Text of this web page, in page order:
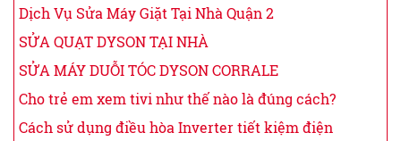
Dịch Vụ Sửa Máy Giặt Tại Nhà Quận 2
SỬA QUẠT DYSON TẠI NHÀ
SỬA MÁY DUỖI TÓC DYSON CORRALE
Cho trẻ em xem tivi như thế nào là đúng cách?
Cách sử dụng điều hòa Inverter tiết kiệm điện